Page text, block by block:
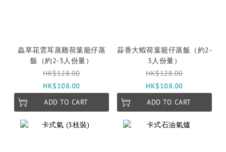
蟲草花雲耳蒸雞荷葉籠仔蒸
飯（約2-3人份量）
HK$128.00
HK$108.00
ADD TO CART
蒜香大蝦荷葉籠仔蒸飯（約2-
3人份量）
HK$128.00
HK$108.00
ADD TO CART